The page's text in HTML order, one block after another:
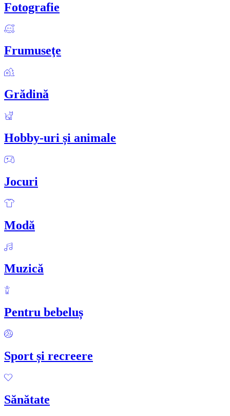
Fotografie
Frumuseţe
Grădină
Hobby-uri și animale
Jocuri
Modă
Muzică
Pentru bebeluș
Sport și recreere
Sănătate